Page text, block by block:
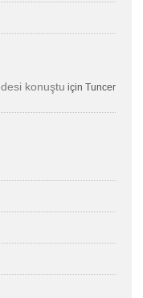
konuştu için Tuncer